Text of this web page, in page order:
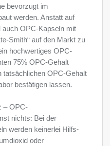
bevorzugt im
werden. Anstatt auf
auch OPC-Kapseln mit
Smith“ auf den Markt zu
hochwertiges OPC-
75% OPC-Gehalt
tatsächlichen OPC-Gehalt
bestätigen lassen.
– OPC-
nichts: Bei der
werden keinerlei Hilfs-
oder